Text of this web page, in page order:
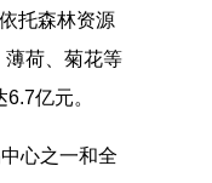
托森林资源
薄荷、菊花等
亿元。
心之一和全